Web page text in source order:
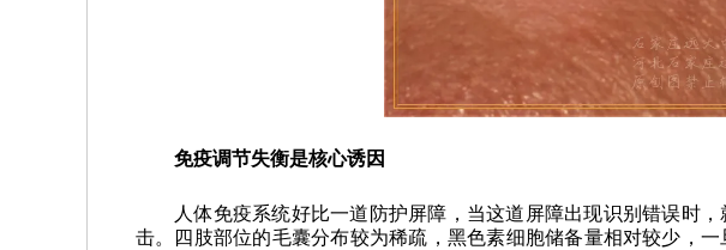
免疫调节失衡是核心诱因
人体免疫系统好比一道防护屏障，当这道屏障出现识别错误时
击。四肢部位的毛囊分布较为稀疏，黑色素细胞储备量相对较少，